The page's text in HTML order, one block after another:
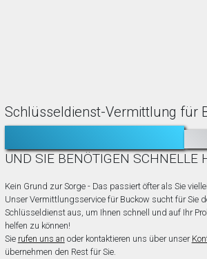
Schlüsseldienst-Vermittlung für
TÜR ZUGEFALLEN?
UND SIE BENÖTIGEN SCHNELLE
Kein Grund zur Sorge - Das passiert öfter als Sie
Unser Vermittlungsservice für Buckow sucht für Sie
Schlüsseldienst aus, um Ihnen schnell und auf Ihr
helfen zu können!
Sie rufen uns an oder kontaktieren uns über unser
übernehmen den Rest für Sie.